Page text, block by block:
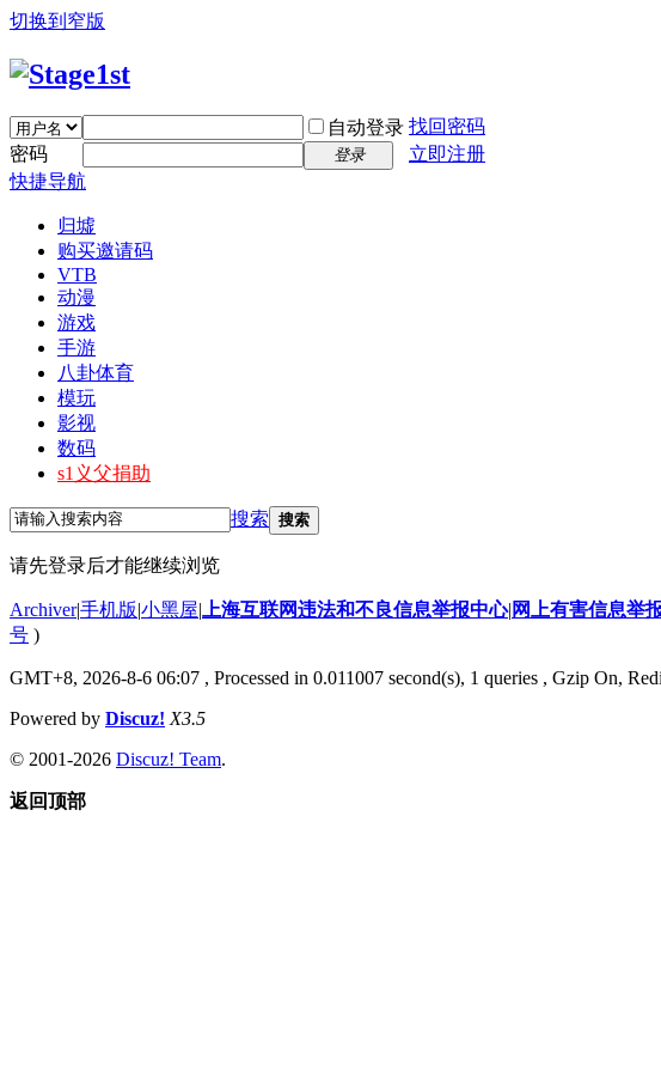
切换到窄版
自动登录 找回密码
密码
登录
立即注册
快捷导航
归墟
购买邀请码
VTB
动漫
游戏
手游
八卦体育
模玩
影视
数码
s1义父捐助
搜索 搜索
请先登录后才能继续浏览
Archiver|手机版|小黑屋| 上海互联网违法和不良信息举报中心| 网上有害信息举
号 )
GMT+8, 2026-8-6 06:07 , Processed in 0.011007 second(s), 1 queries , Gzip On,
Powered by Discuz! X3.5
© 2001-2026 Discuz! Team.
返回顶部